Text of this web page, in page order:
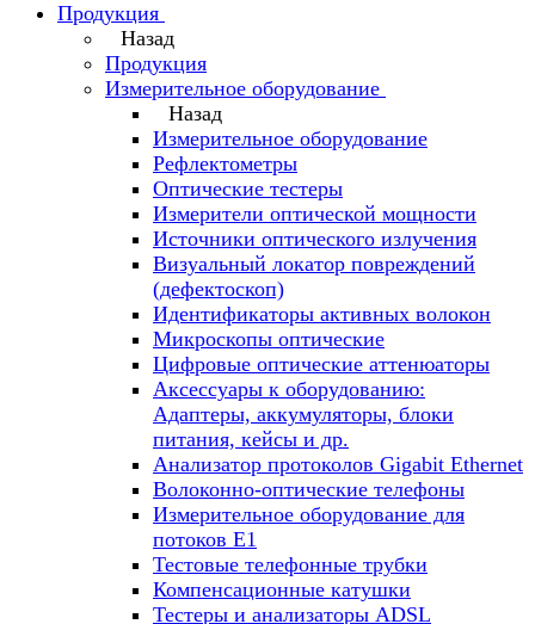
Продукция
Назад
Продукция
Измерительное оборудование
Назад
Измерительное оборудование
Рефлектометры
Оптические тестеры
Измерители оптической мощности
Источники оптического излучения
Визуальный локатор повреждений
(дефектоскоп)
Идентификаторы активных волокон
Микроскопы оптические
Цифровые оптические аттенюаторы
Аксессуары к оборудованию:
Адаптеры, аккумуляторы, блоки
питания, кейсы и др.
Анализатор протоколов Gigabit Ethernet
Волоконно-оптические телефоны
Измерительное оборудование для
потоков Е1
Тестовые телефонные трубки
Компенсационные катушки
Тестеры и анализаторы ADSL